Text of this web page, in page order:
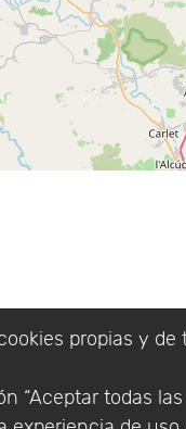
propias y
“Aceptar todas